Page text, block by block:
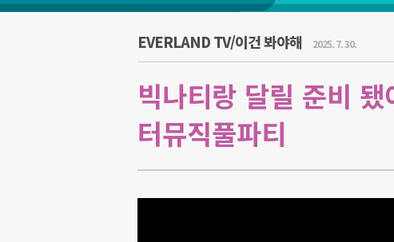
EVERLAND TV/이건 봐야해 2025. 7. 30.
빅나티랑 달릴 준비
터뮤직풀파티